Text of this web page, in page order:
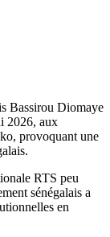
Bassirou Diomaye
2026, aux
provoquant une
RTS peu
sénégalais a
en